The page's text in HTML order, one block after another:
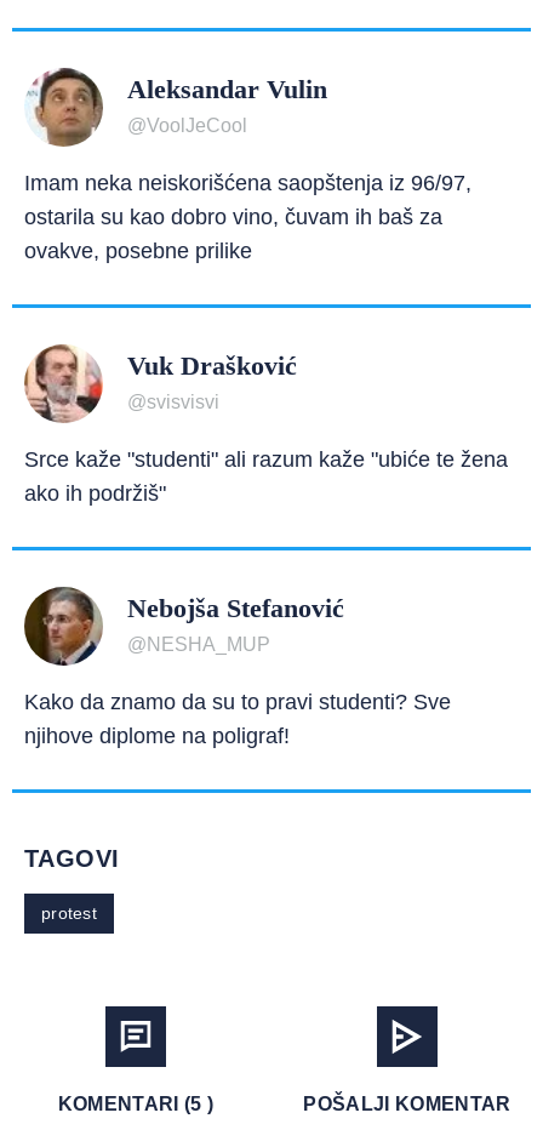
Aleksandar Vulin
@VoolJeCool
Imam neka neiskorišćena saopštenja iz 96/97,
ostarila su kao dobro vino, čuvam ih baš za
ovakve, posebne prilike
Vuk Drašković
@svisvisvi
Srce kaže "studenti" ali razum kaže "ubiće te žena
ako ih podržiš"
Nebojša Stefanović
@NESHA_MUP
Kako da znamo da su to pravi studenti? Sve
njihove diplome na poligraf!
TAGOVI
protest
KOMENTARI (5 ) POŠALJI KOMENTAR